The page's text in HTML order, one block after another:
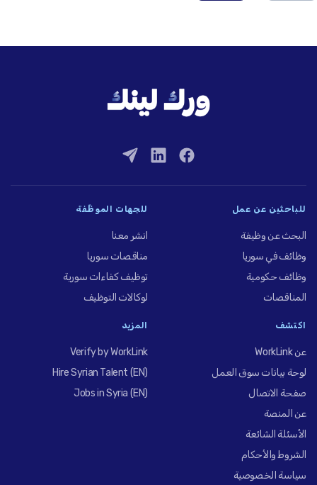
للباحثين عن عمل
البحث عن وظيفة
وظائف في سوريا
وظائف حكومية
المناقصات
للجهات الموظِّفة
انشر معنا
مناقصات سوريا
توظيف كفاءات سورية
لوكالات التوظيف
اكتشف
عن WorkLink
لوحة بيانات سوق العمل
صفحة الاتصال
عن المنصة
الأسئلة الشائعة
الشروط والأحكام
سياسة الخصوصية
المزيد
Verify by WorkLink
Hire Syrian Talent (EN)
Jobs in Syria (EN)